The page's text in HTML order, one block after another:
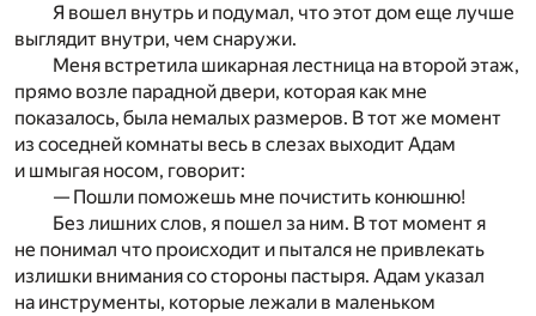
Я вошел внутрь и подумал, что этот дом еще лучше
выглядит внутри, чем снаружи.
Меня встретила шикарная лестница на второй этаж,
прямо возле парадной двери, которая как мне
показалось, была немалых размеров. В тот же момент
из соседней комнаты весь в слезах выходит Адам
и шмыгая носом, говорит:
— Пошли поможешь мне почистить конюшню!
Без лишних слов, я пошел за ним. В тот момент я
не понимал что происходит и пытался не привлекать
излишки внимания со стороны пастыря. Адам указал
на инструменты, которые лежали в маленьком